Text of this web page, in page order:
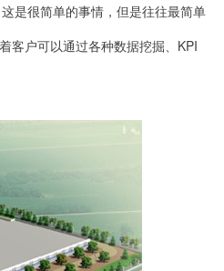
是很简单的事情，但是往往最简单
客户可以通过各种数据挖掘、KPI